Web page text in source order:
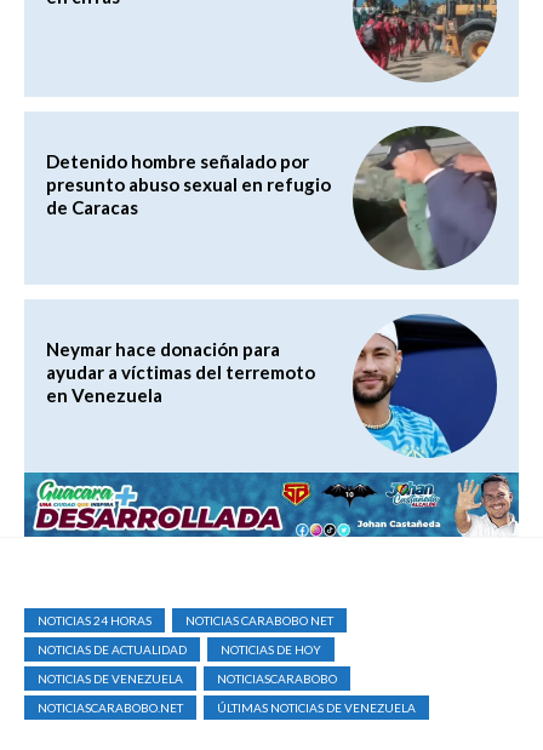
Detenido hombre señalado por
presunto abuso sexual en refugio
de Caracas
Neymar hace donación para
ayudar a víctimas del terremoto
en Venezuela
NOTICIAS 24 HORAS
NOTICIAS CARABOBO NET
NOTICIAS DE ACTUALIDAD
NOTICIAS DE HOY
NOTICIAS DE VENEZUELA
NOTICIASCARABOBO
NOTICIASCARABOBO.NET
ÚLTIMAS NOTICIAS DE VENEZUELA